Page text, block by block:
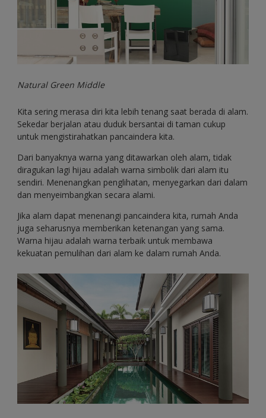
Natural Green Middle
Kita sering merasa diri kita lebih tenang saat berada di alam.
Sekedar berjalan atau duduk bersantai di taman cukup
untuk mengistirahatkan pancaindera kita.
Dari banyaknya warna yang ditawarkan oleh alam, tidak
diragukan lagi hijau adalah warna simbolik dari alam itu
sendiri. Menenangkan penglihatan, menyegarkan dari dalam
dan menyeimbangkan secara alami.
Jika alam dapat menenangi pancaindera kita, rumah Anda
juga seharusnya memberikan ketenangan yang sama.
Warna hijau adalah warna terbaik untuk membawa
kekuatan pemulihan dari alam ke dalam rumah Anda.